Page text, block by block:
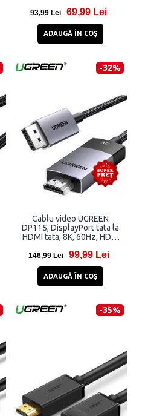
93,99 Lei 69,99 Lei
ADAUGĂ ÎN COŞ
-32%
Cablu video UGREEN
DP115, DisplayPort tata la
HDMI tata, 8K, 60Hz, HDR,
146,99 Lei 99,99 Lei
ADAUGĂ ÎN COŞ
-35%